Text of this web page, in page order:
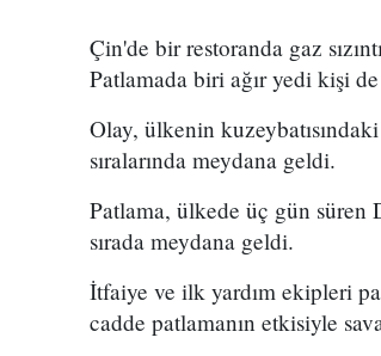
Çin'de bir restoranda gaz
Patlamada biri ağır yedi kişi
Olay, ülkenin
sıralarında meydana geldi.
Patlama, ülkede üç gün süren
sırada meydana geldi.
İtfaiye ve ilk yardım ekipleri
cadde patlamanın etkisiyle